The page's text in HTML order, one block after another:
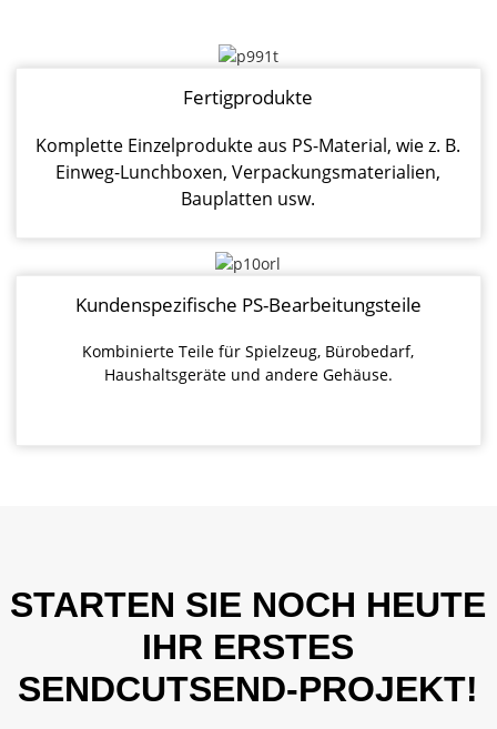
Fertigprodukte
Komplette Einzelprodukte aus PS-Material, wie z. B.
Einweg-Lunchboxen, Verpackungsmaterialien,
Bauplatten usw.
Kundenspezifische PS-Bearbeitungsteile
Kombinierte Teile für Spielzeug, Bürobedarf,
Haushaltsgeräte und andere Gehäuse.
STARTEN SIE NOCH HEUTE
IHR ERSTES
SENDCUTSEND-PROJEKT!